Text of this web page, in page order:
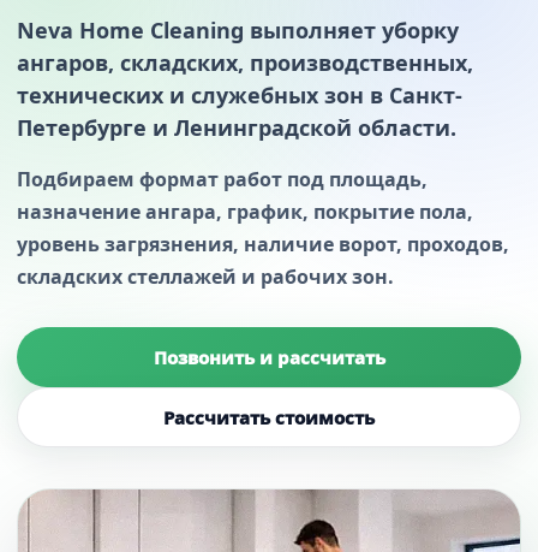
Neva Home Cleaning выполняет уборку
ангаров, складских, производственных,
технических и служебных зон в Санкт-
Петербурге и Ленинградской области.
Подбираем формат работ под площадь,
назначение ангара, график, покрытие пола,
уровень загрязнения, наличие ворот, проходов,
складских стеллажей и рабочих зон.
Позвонить и рассчитать
Рассчитать стоимость